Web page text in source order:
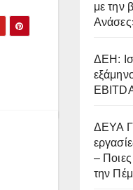
με την
ΔΕΗ:
ΔΕΥΑ
–
την